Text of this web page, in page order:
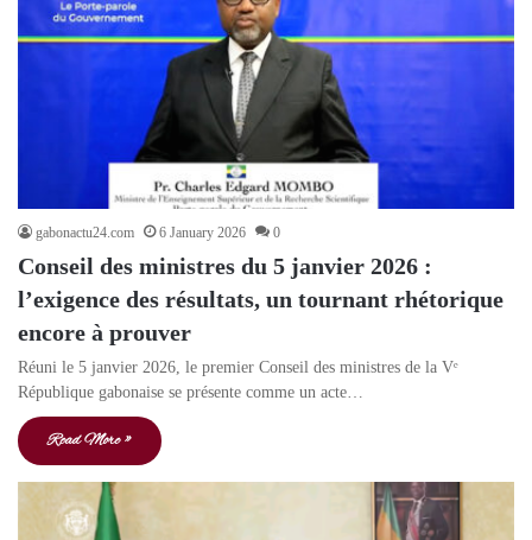
gabonactu24.com 6 January 2026 0
Conseil des ministres du 5 janvier 2026 :
l’exigence des résultats, un tournant rhétorique
encore à prouver
Réuni le 5 janvier 2026, le premier Conseil des ministres de la Vᵉ
République gabonaise se présente comme un acte…
Read More »